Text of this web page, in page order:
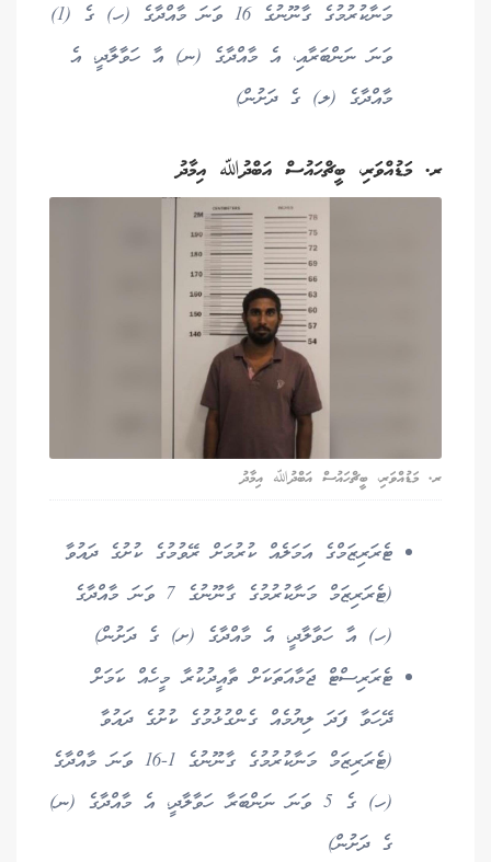
މަނާކުރުމުގެ ގާނޫނުގެ 16 ވަނަ މާއްދާގެ (ހ) ގެ (1)
ވަނަ ނަންބަރާއި، އެ މާއްދާގެ (ނ) އާ ހަވާލާދީ، އެ
މާއްދާގެ (ލ) ގެ ދަށުން)
ރ. މަޑުއްވަރި، ބީޗްހައުސް އަބްދުﷲ އިމާދު
ރ. މަޑުއްވަރި، ބީޗްހައުސް އަބްދުﷲ އިމާދު
ޓެރަރިޒަމްގެ އަމަލެއް ކުރުމަށް ރޭވުމުގެ ކުށުގެ ދައުވާ
(ޓެރަރިޒަމް މަނާކުރުމުގެ ގާނޫނުގެ 7 ވަނަ މާއްދާގެ
(ހ) އާ ހަވާލާދީ، އެ މާއްދާގެ (ށ) ގެ ދަށުން)
ޓެރަރިސްޓް ޖަމާއަތަކަށް ތާއީދުކުރާ މީހެއް ކަމަށް
ދޭހަވާ ފަދަ ލިޔުމެއް ގެންގުޅުމުގެ ކުށުގެ ދައުވާ
(ޓެރަރިޒަމް މަނާކުރުމުގެ ގާނޫނުގެ 1-16 ވަނަ މާއްދާގެ
(ހ) ގެ 5 ވަނަ ނަންބަރާ ހަވާލާދީ، އެ މާއްދާގެ (ނ)
ގެ ދަށުން)